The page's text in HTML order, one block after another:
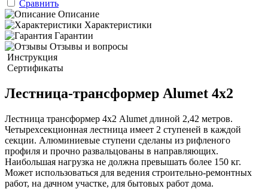
Сравнить
Описание
Характеристики
Гарантии
Отзывы и вопросы
Инструкция
Сертификаты
Лестница-трансформер Alumet 4х2
Лестница трансформер 4х2 Alumet длиной 2,42 метров.
Четырехсекционная лестница имеет 2 ступеней в каждой
секции. Алюминиевые ступени сделаны из рифленого
профиля и прочно развальцованы в направляющих.
Наибольшая нагрузка не должна превышать более 150 кг.
Может использоваться для ведения строительно-ремонтных
работ, на дачном участке, для бытовых работ дома.